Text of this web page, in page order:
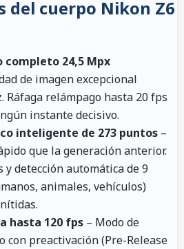
del cuerpo Nikon Z6
completo 24,5 Mpx
de imagen excepcional
Ráfaga relámpago hasta 20 fps
instante decisivo.
inteligente de 273 puntos –
que la generación anterior.
y detección automática de 9
animales, vehículos)
hasta 120 fps – Modo de
preactivación (Pre-Release